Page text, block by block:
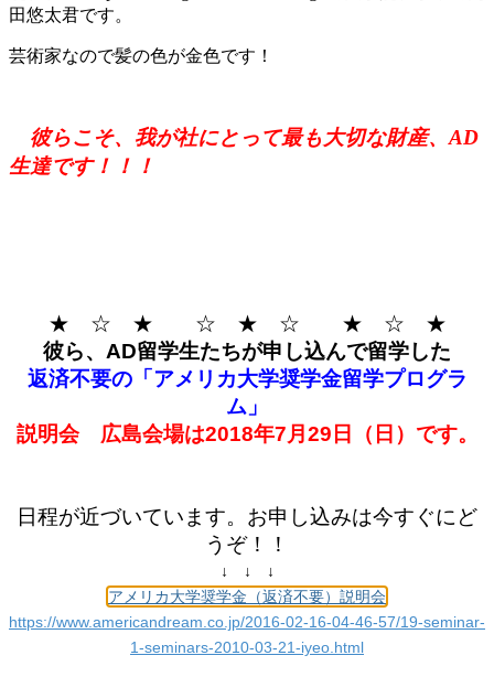
田悠太君です。
芸術家なので髪の色が金色です！
彼らこそ、我が社にとって最も大切な財産、AD
生達です！！！
★ ☆ ★ ☆ ★ ☆ ★ ☆ ★
彼ら、AD留学生たちが申し込んで留学した
返済不要の「アメリカ大学奨学金留学プログラ
ム」
説明会 広島会場は2018年7月29日（日）です。
日程が近づいています。お申し込みは今すぐにど
うぞ！！
↓ ↓ ↓
アメリカ大学奨学金（返済不要）説明会
https://www.americandream.co.jp/2016-02-16-04-46-57/19-seminar-
1-seminars-2010-03-21-iyeo.html